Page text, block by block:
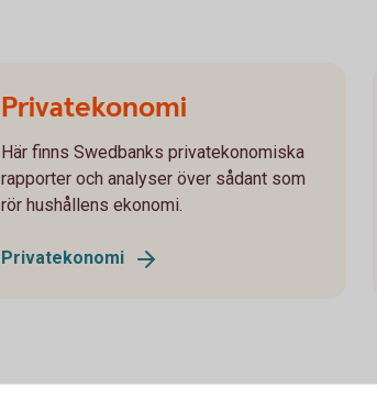
Privatekonomi
Här finns Swedbanks privatekonomiska
rapporter och analyser över sådant som
rör hushållens ekonomi.
Privatekonomi